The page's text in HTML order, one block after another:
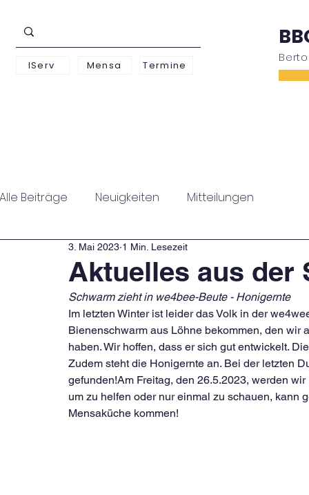
IServ Mensa Termine
Alle Beiträge Neuigkeiten Mitteilungen
Aktuelles aus der
3. Mai 2023 1 Min. Lesezeit
Schwarm zieht in we4bee-Beute - Honigernte
Im letzten Winter ist leider das Volk in der
Bienenschwarm aus Löhne bekommen, den
haben. Wir hoffen, dass er sich gut entwickelt.
Zudem steht die Honigernte an. Bei der letzten
gefunden!Am Freitag, den 26.5.2023, werden
um zu helfen oder nur einmal zu schauen, kann
Mensaküche kommen!